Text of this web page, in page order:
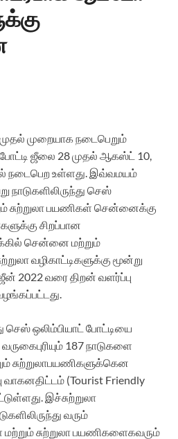
முதல் முறையாக நடைபெறும்
போட்டி ஜீலை 28 முதல் ஆகஸ்ட் 10,
நடைபெறஉள்ளது. இவ்வமயம்
நாடுகளிலிருந்து செஸ்
சுற்றுலாபயணிகள் சென்னைக்கு
சிறப்பான
சென்னை மற்றும்
வழிகாட்டிகளுக்கு மூன்று
2022 வரைதிறன் வளர்ப்பு
செஸ்ஒலிம்பியாட் போட்டியை
வருகைபுரியும் 187 நாடுகளை
சுற்றுலாபயணிகளுக்கென
வாகனதிட்டம் (Tourist Friendly
. இச்சுற்றுலா
ருந்து வரும்
மற்றும்சுற்றுலாபயணிகளைகவரும்